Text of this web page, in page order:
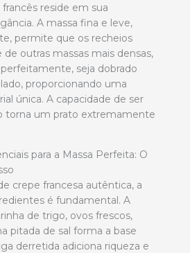
reside em sua
A massa fina e leve,
permite que os recheios
outras massas mais densas,
seja dobrado
proporcionando uma
única. A capacidade de ser
torna um prato extremamente
para a Massa Perfeita: O
crepe francesa autêntica, a
é fundamental. A
de trigo, ovos frescos,
pitada de sal forma a base
derretida adiciona riqueza e